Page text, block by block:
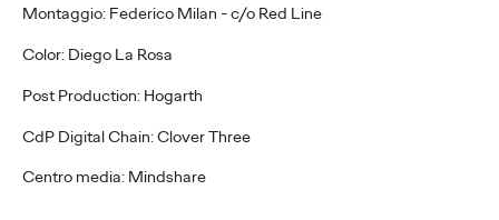
Montaggio: Federico Milan - c/o Red Line
Color: Diego La Rosa
Post Production: Hogarth
CdP Digital Chain: Clover Three
Centro media: Mindshare
WATCH
Adv Express intervista
Luca De Fino sul ruolo
del Chief Growth